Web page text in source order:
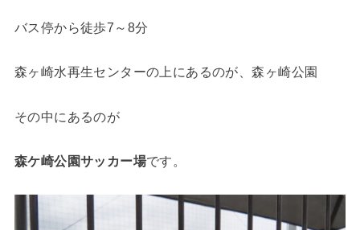
バス停から徒歩7～8分
森ヶ崎水再生センターの上にあるのが、森ヶ崎公園
その中にあるのが
森ケ崎公園サッカー場です。